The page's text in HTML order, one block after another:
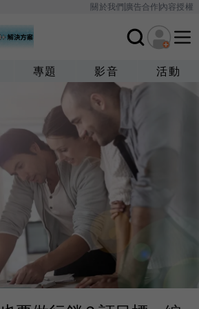
關於我們廣告合作內容授權
專題 影音 活動